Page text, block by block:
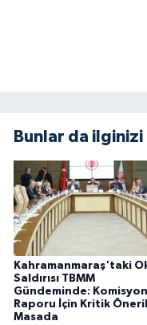
Bunlar da
Kahramanmaraş'taki
Saldırısı TBMM
Gündeminde: Komisyon
Raporu İçin Kritik
Masada
BİLİM
ASAYİŞ
SEÇİM 2015
ÇEVRE